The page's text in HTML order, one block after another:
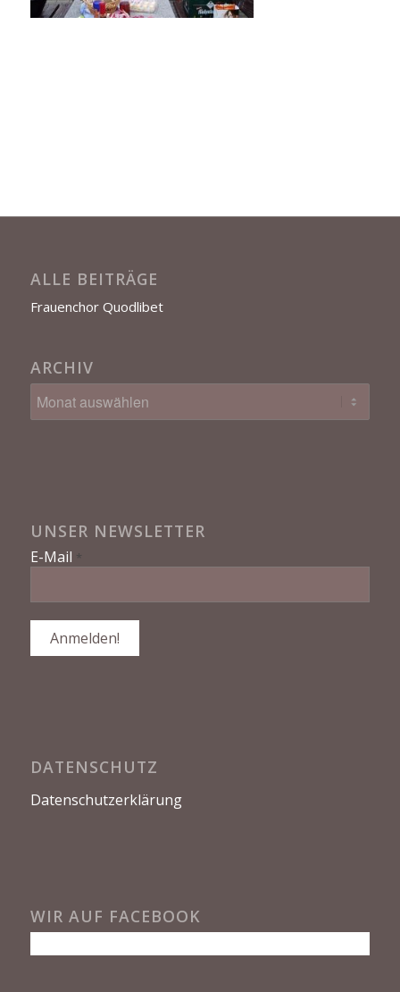
ALLE BEITRÄGE
Frauenchor Quodlibet
ARCHIV
UNSER NEWSLETTER
E-Mail *
DATENSCHUTZ
Datenschutzerklärung
WIR AUF FACEBOOK